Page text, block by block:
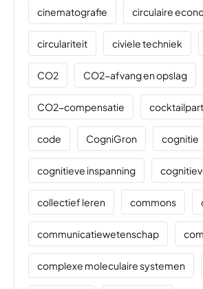
cinematografie circulaire
circulariteit civiele techniek
CO2 CO2-afvang en opslag
CO2-compensatie
code CogniGron cognitie
cognitieve inspanning
collectief leren commons
communicatiewetenschap
complexe moleculaire systemen